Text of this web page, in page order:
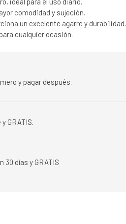
comodidad y sujeción.
un excelente agarre y durabilidad.
cualquier ocasión.
y pagar después.
GRATIS.
30 días y GRATIS